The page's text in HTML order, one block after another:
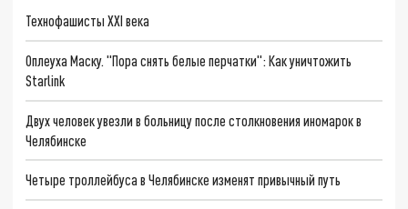
Технофашисты XXI века
Оплеуха Маску. "Пора снять белые перчатки": Как уничтожить
Starlink
Двух человек увезли в больницу после столкновения иномарок в
Челябинске
Четыре троллейбуса в Челябинске изменят привычный путь